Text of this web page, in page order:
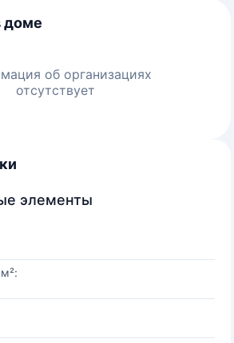
доме
об организациях
отсутствует
элементы